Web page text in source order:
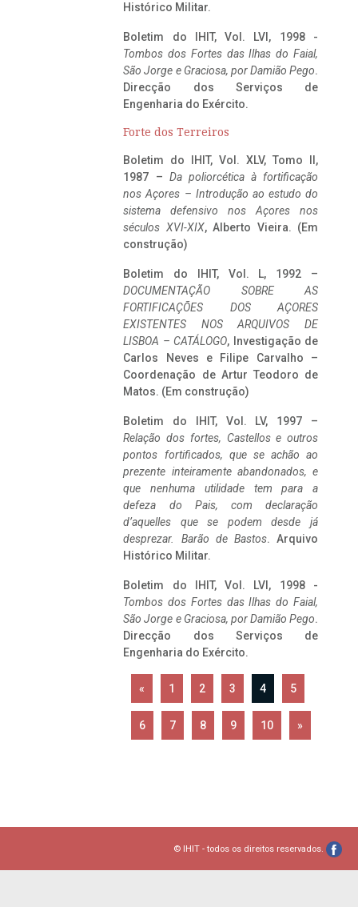
Histórico Militar.
Boletim do IHIT, Vol. LVI, 1998 -
Tombos dos Fortes das Ilhas do Faial,
São Jorge e Graciosa, por Damião Pego.
Direcção dos Serviços de
Engenharia do Exército.
Forte dos Terreiros
Boletim do IHIT, Vol. XLV, Tomo II,
1987 – Da poliorcética à fortificação
nos Açores – Introdução ao estudo do
sistema defensivo nos Açores nos
séculos XVI-XIX, Alberto Vieira. (Em
construção)
Boletim do IHIT, Vol. L, 1992 –
DOCUMENTAÇÃO SOBRE AS
FORTIFICAÇÕES DOS AÇORES
EXISTENTES NOS ARQUIVOS DE
LISBOA – CATÁLOGO, Investigação de
Carlos Neves e Filipe Carvalho –
Coordenação de Artur Teodoro de
Matos. (Em construção)
Boletim do IHIT, Vol. LV, 1997 –
Relação dos fortes, Castellos e outros
pontos fortificados, que se achão ao
prezente inteiramente abandonados, e
que nenhuma utilidade tem para a
defeza do Pais, com declaração
d’aquelles que se podem desde já
desprezar. Barão de Bastos. Arquivo
Histórico Militar.
Boletim do IHIT, Vol. LVI, 1998 -
Tombos dos Fortes das Ilhas do Faial,
São Jorge e Graciosa, por Damião Pego.
Direcção dos Serviços de
Engenharia do Exército.
« 1 2 3 4 5
6 7 8 9 10 »
© IHIT - todos os direitos reservados.